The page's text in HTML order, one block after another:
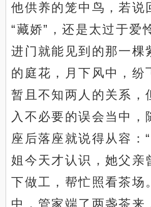
他供养的笼中鸟，若说
“藏娇”，还是太过于爱
进门就能见到的那一棵
的庭花，月下风中，纷
暂且不知两人的关系，
入不必要的误会当中，
座后落座就说得从容：
姐今天才认识，她父亲
下做工，帮忙照看茶场
中，管家端了两盏茶来